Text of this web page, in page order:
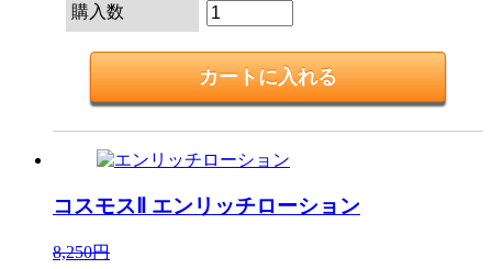
購入数
コスモスⅡ エンリッチローション
8,250円